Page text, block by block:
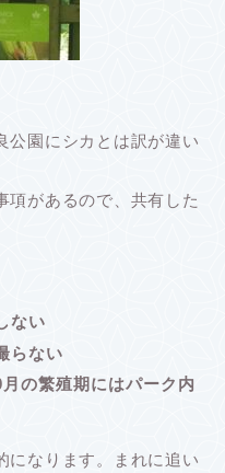
公園にシカとは訳が違い
項があるので、共有した
ない
らない
の繁殖期にはパーク内
になります。まれに追い